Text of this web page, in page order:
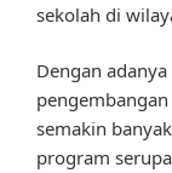
sekolah di
Dengan
semakin
program